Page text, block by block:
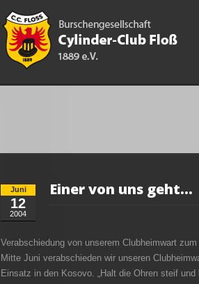
Juni
12
2004
Einer von uns geht…
Verabschiedung von unserem Clubheimwart
Mitte Juni verabschieden wir unseren
Einsatz in den Kosovo. „Halt die Ohren steif